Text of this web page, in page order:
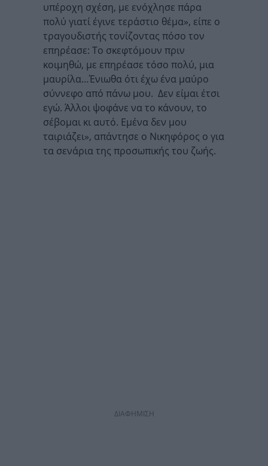
υπέροχη σχέση, με ενόχλησε πάρα
πολύ γιατί έγινε τεράστιο θέμα», είπε ο
τραγουδιστής τονίζοντας πόσο τον
επηρέασε: Το σκεφτόμουν πριν
κοιμηθώ, με επηρέασε τόσο πολύ, μια
μαυρίλα…Ένιωθα ότι έχω ένα μαύρο
σύννεφο από πάνω μου. Δεν είμαι έτσι
εγώ. Άλλοι ψοφάνε να το κάνουν, το
σέβομαι κι αυτό. Εμένα δεν μου
ταιριάζει», απάντησε ο Νικηφόρος ο για
τα σενάρια της προσωπικής του ζωής.
ΔΙΑΦΗΜΙΣΗ